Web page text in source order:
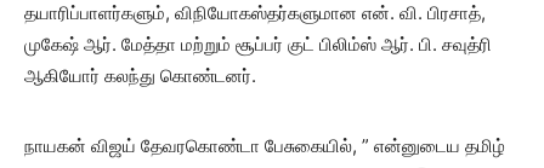
தயாரிப்பாளர்களும், விநியோகஸ்தர்களுமான என். வி. பிரசாத்,
முகேஷ் ஆர். மேத்தா மற்றும் சூப்பர் குட் பிலிம்ஸ் ஆர். பி. சவுத்ரி
ஆகியோர் கலந்து கொண்டனர்.
நாயகன் விஜய் தேவரகொண்டா பேசுகையில், ” என்னுடைய தமிழ்